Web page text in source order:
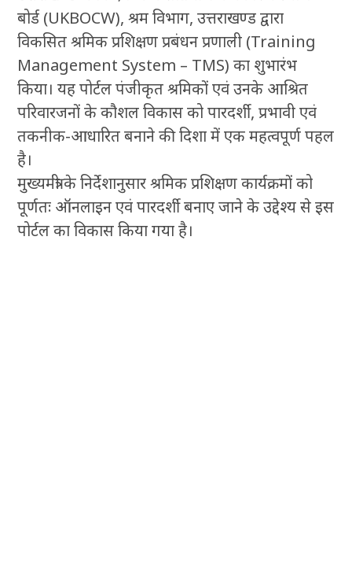
बोर्ड (UKBOCW), श्रम विभाग, उत्तराखण्ड द्वारा
विकसित श्रमिक प्रशिक्षण प्रबंधन प्रणाली (Training
Management System – TMS) का शुभारंभ
किया। यह पोर्टल पंजीकृत श्रमिकों एवं उनके आश्रित
परिवारजनों के कौशल विकास को पारदर्शी, प्रभावी एवं
तकनीक-आधारित बनाने की दिशा में एक महत्वपूर्ण पहल
है।
मुख्यमंत्री के निर्देशानुसार श्रमिक प्रशिक्षण कार्यक्रमों को
पूर्णतः ऑनलाइन एवं पारदर्शी बनाए जाने के उद्देश्य से इस
पोर्टल का विकास किया गया है।